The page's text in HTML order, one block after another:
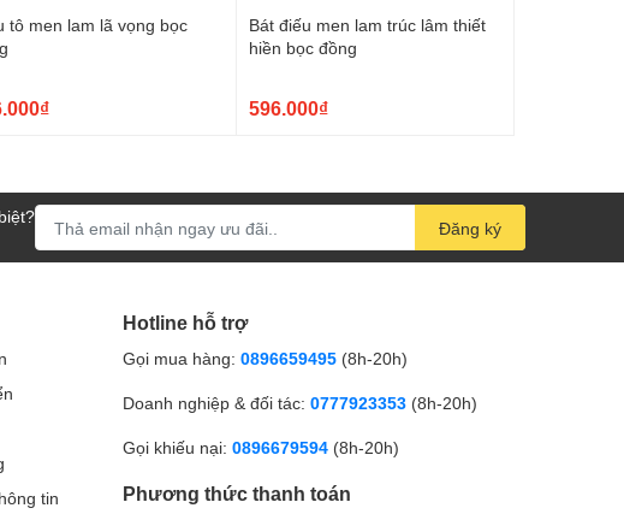
tô men lam lã vọng bọc
Bát điếu men lam trúc lâm thiết
hiền bọc đồng
596.000₫
Đăng ký
tin
Hotline hỗ trợ
Gọi mua hàng: 0896659495 (8h-20h)
Doanh nghiệp & đối tác: 0777923353 (8h-20h)
Gọi khiếu nại: 0896679594 (8h-20h)
Phương thức thanh toán